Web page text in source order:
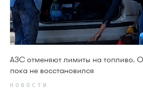
АЗС отменяют лимиты на топливо.
пока не восстановился
НОВОСТИ